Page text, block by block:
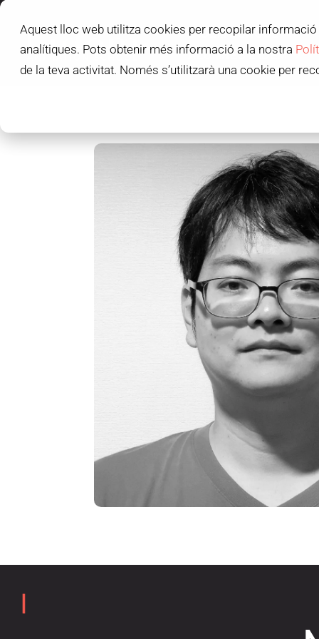
Aquest lloc web utilitza cookies per recopilar
analítiques. Pots obtenir més informació a la nostra
de la teva activitat. Només s’utilitzarà una cookie per
L'IDEM SCHOOL
ALUMNES L'IDEM